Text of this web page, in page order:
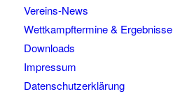
Vereins-News
Wettkampftermine & Ergebnisse
Downloads
Impressum
Datenschutzerklärung